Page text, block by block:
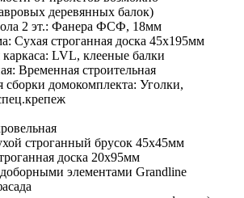
деревянных балок)
2 эт.: Фанера ФСФ, 18мм
Сухая строганная доска 45х195мм
LVL, клееные балки
Временная строительная
домокомплекта: Уголки,
строганный брусок 45х45мм
доска 20х95мм
элементами Grandline